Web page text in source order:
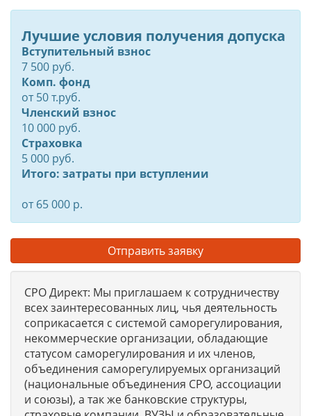
Лучшие условия получения допуска
Вступительный взнос
7 500 руб.
Комп. фонд
от50т.руб.
Членский взнос
10 000 руб.
Страховка
5 000 руб.
Итого: затраты при вступлении
от 65 000 р.
Отправить заявку
СРО Директ: Мы приглашаем к сотрудничеству
всех заинтересованных лиц, чья деятельность
соприкасается с системой саморегулирования,
некоммерческие организации, обладающие
статусом саморегулирования и их членов,
объединения саморегулируемых организаций
(национальные объединения СРО, ассоциации
и союзы), а так же банковские структуры,